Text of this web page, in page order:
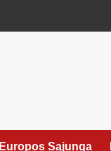
Europos Sąjunga